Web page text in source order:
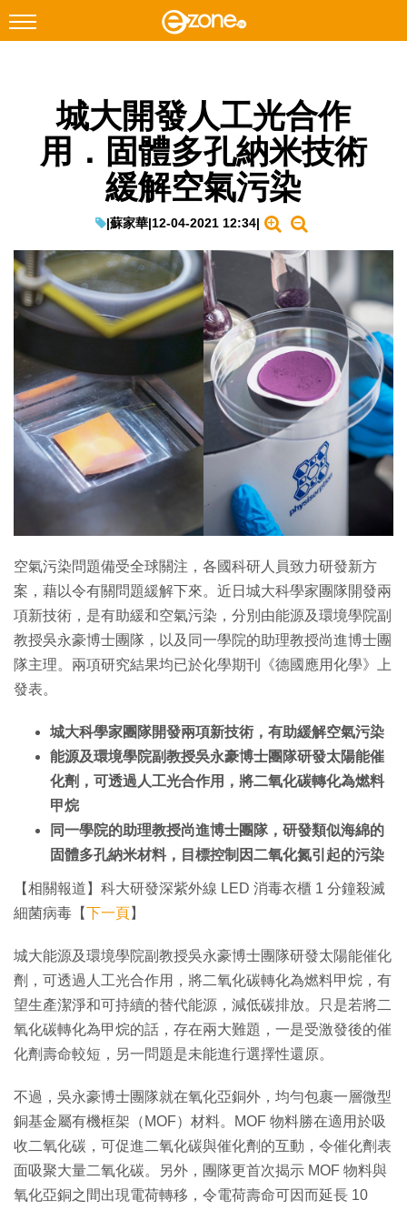
Facebook Instagram
科技焦點
教學評測
EduTech
IT Times
生成式AI與雲端應用
Enterprise Digital Transformation
特集
城大開發人工光合作
用．固體多孔納米技術
緩解空氣污染
|蘇家華|12-04-2021 12:34|
空氣污染問題備受全球關注，各國科研人員致力研發新方
案，藉以令有關問題緩解下來。近日城大科學家團隊開發兩
項新技術，是有助緩和空氣污染，分別由能源及環境學院副
教授吳永豪博士團隊，以及同一學院的助理教授尚進博士團
隊主理。兩項研究結果均已於化學期刊《德國應用化學》上
發表。
城大科學家團隊開發兩項新技術，有助緩解空氣污染
能源及環境學院副教授吳永豪博士團隊研發太陽能催
化劑，可透過人工光合作用，將二氧化碳轉化為燃料
甲烷
同一學院的助理教授尚進博士團隊，研發類似海綿的
固體多孔納米材料，目標控制因二氧化氮引起的污染
【相關報道】科大研發深紫外線 LED 消毒衣櫃 1 分鐘殺滅
細菌病毒【下一頁】
城大能源及環境學院副教授吳永豪博士團隊研發太陽能催化
劑，可透過人工光合作用，將二氧化碳轉化為燃料甲烷，有
望生產潔淨和可持續的替代能源，減低碳排放。只是若將二
氧化碳轉化為甲烷的話，存在兩大難題，一是受激發後的催
化劑壽命較短，另一問題是未能進行選擇性還原。
不過，吳永豪博士團隊就在氧化亞銅外，均勻包裹一層微型
銅基金屬有機框架（MOF）材料。MOF 物料勝在適用於吸
收二氧化碳，可促進二氧化碳與催化劑的互動，令催化劑表
面吸聚大量二氧化碳。另外，團隊更首次揭示 MOF 物料與
氧化亞銅之間出現電荷轉移，令電荷壽命可因而延長 10